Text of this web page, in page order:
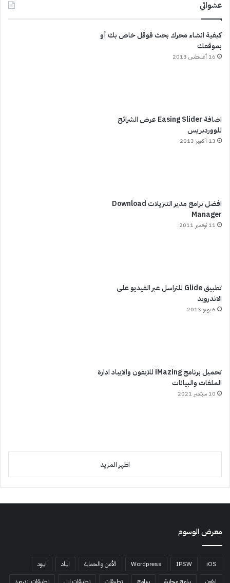
عشوائي
كيفية انشاء محرك بحث قوقل خاص بك أو
بموقعك
16 أغسطس 2013
اضافة Easing Slider عرض الشرائح
للووردبريس
13 أكتوبر 2013
افضل برامج مدير التنزيلات Download
Manager
11 نوفمبر 2011
تطبيق Glide للتراسل عبر الفيديو على
الاندرويد
6 يونيو 2013
تحميل برنامج iMazing للايفون والايباد ادارة
الملفات والبيانات
10 سبتمبر 2021
اظهر المزيد
معرض الوسوم
iOS
IPSW
Wordpress الأمن والحماية ايباد
ايبود